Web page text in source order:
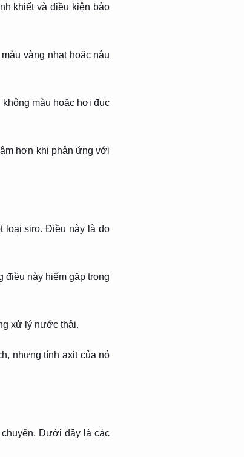
khiết và điều kiện bảo
vàng nhạt hoặc nâu
màu hoặc hơi đục
hơn khi phản ứng với
loại siro. Điều này là do
điều này hiếm gặp trong
xử lý nước thải.
nhưng tính axit của nó
Dưới đây là các